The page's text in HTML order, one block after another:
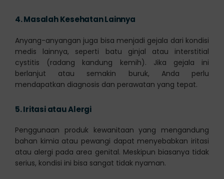
4.Masalah Kesehatan Lainnya
Anyang-anyangan juga bisa menjadi gejala dari kondisi
medis lainnya, seperti batu ginjal atau interstitial
cystitis (radang kandung kemih). Jika gejala ini
berlanjut atau semakin buruk, Anda perlu
mendapatkan diagnosis dan perawatan yang tepat.
5.Iritasi atau Alergi
Penggunaan produk kewanitaan yang mengandung
bahan kimia atau pewangi dapat menyebabkan iritasi
atau alergi pada area genital. Meskipun biasanya tidak
serius, kondisi ini bisa sangat tidak nyaman.